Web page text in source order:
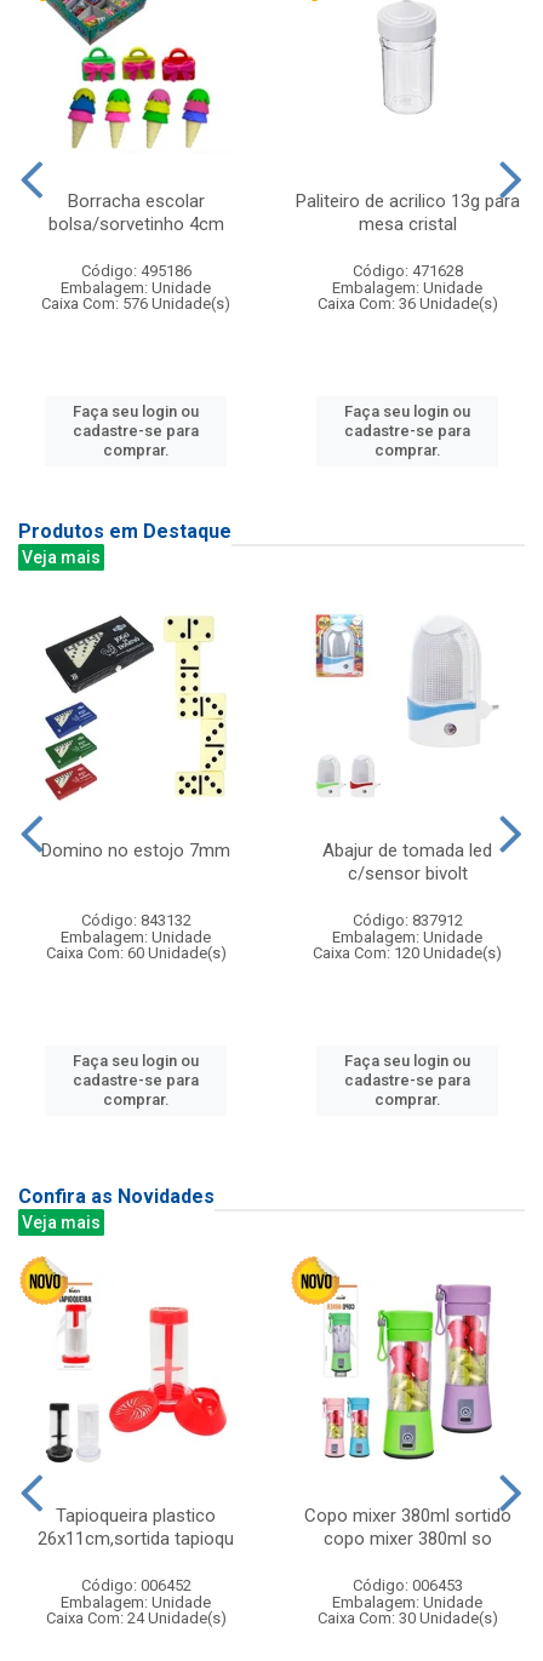
Borracha escolar
bolsa/sorvetinho 4cm
Código: 495186
Embalagem: Unidade
Caixa Com: 576 Unidade(s)
Faça seu login ou
cadastre-se para
comprar.
Paliteiro de acrilico 13g para
mesa cristal
Código: 471628
Embalagem: Unidade
Caixa Com: 36 Unidade(s)
Faça seu login ou
cadastre-se para
comprar.
Produtos em Destaque
Veja mais
Domino no estojo 7mm
Código: 843132
Embalagem: Unidade
Caixa Com: 60 Unidade(s)
Faça seu login ou
cadastre-se para
comprar.
Abajur de tomada led
c/sensor bivolt
Código: 837912
Embalagem: Unidade
Caixa Com: 120 Unidade(s)
Faça seu login ou
cadastre-se para
comprar.
Confira as Novidades
Veja mais
Tapioqueira plastico
26x11cm,sortida tapioqu
Código: 006452
Embalagem: Unidade
Caixa Com: 24 Unidade(s)
Copo mixer 380ml sortido
copo mixer 380ml so
Código: 006453
Embalagem: Unidade
Caixa Com: 30 Unidade(s)